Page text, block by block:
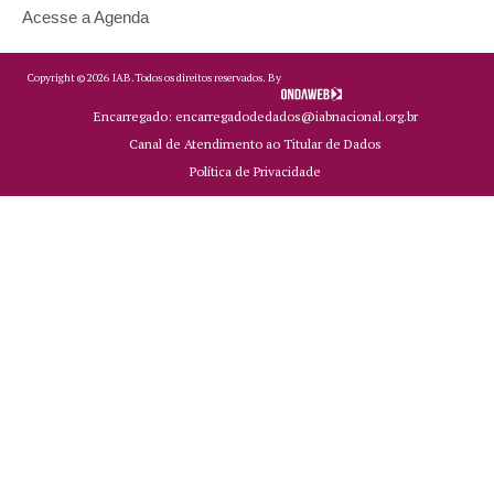
Acesse a Agenda
Copyright ©2026 IAB.Todos os direitos reservados. By
Encarregado: encarregadodedados@iabnacional.org.br
Canal de Atendimento ao Titular de Dados
Política de Privacidade